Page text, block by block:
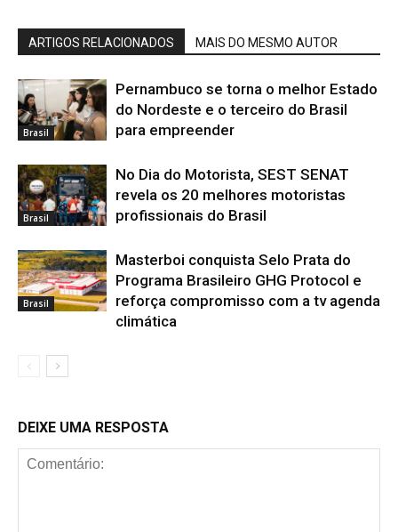
ARTIGOS RELACIONADOS MAIS DO MESMO AUTOR
Brasil
Pernambuco se torna o melhor Estado
do Nordeste e o terceiro do Brasil
para empreender
Brasil
No Dia do Motorista, SEST SENAT
revela os 20 melhores motoristas
profissionais do Brasil
Brasil
Masterboi conquista Selo Prata do
Programa Brasileiro GHG Protocol e
reforça compromisso com a tv agenda
climática
DEIXE UMA RESPOSTA